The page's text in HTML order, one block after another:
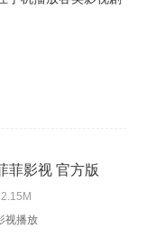
菲影视 官方版
视播放